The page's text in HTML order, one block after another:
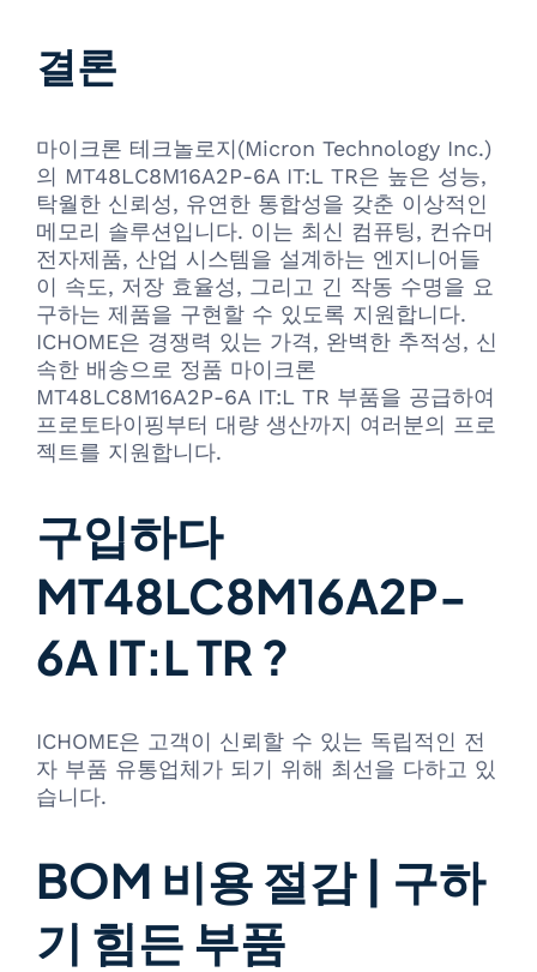
결론
마이크론 테크놀로지(Micron Technology Inc.)
의 MT48LC8M16A2P-6A IT:L TR은 높은 성능,
탁월한 신뢰성, 유연한 통합성을 갖춘 이상적인
메모리 솔루션입니다. 이는 최신 컴퓨팅, 컨슈머
전자제품, 산업 시스템을 설계하는 엔지니어들
이 속도, 저장 효율성, 그리고 긴 작동 수명을 요
구하는 제품을 구현할 수 있도록 지원합니다.
ICHOME은 경쟁력 있는 가격, 완벽한 추적성, 신
속한 배송으로 정품 마이크론
MT48LC8M16A2P-6A IT:L TR 부품을 공급하여
프로토타이핑부터 대량 생산까지 여러분의 프로
젝트를 지원합니다.
구입하다
MT48LC8M16A2P-
6A IT:L TR ?
ICHOME은 고객이 신뢰할 수 있는 독립적인 전
자 부품 유통업체가 되기 위해 최선을 다하고 있
습니다.
BOM 비용 절감 | 구하
기 힘든 부품